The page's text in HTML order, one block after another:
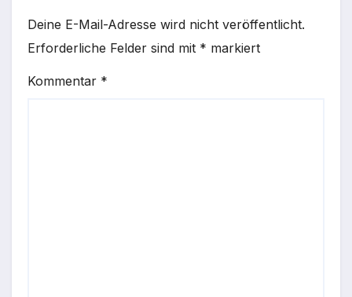
Deine E-Mail-Adresse wird nicht veröffentlicht.
Erforderliche Felder sind mit * markiert
Kommentar *